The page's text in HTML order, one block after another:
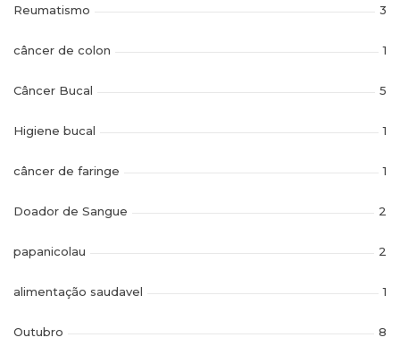
Reumatismo 3
câncer de colon 1
Câncer Bucal 5
Higiene bucal 1
câncer de faringe 1
Doador de Sangue 2
papanicolau 2
alimentação saudavel 1
Outubro 8